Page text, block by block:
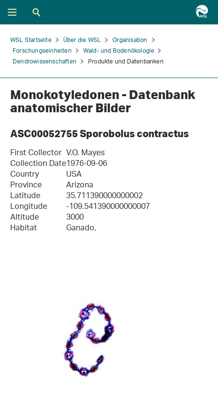
WSL Startseite Über die WSL
Organisation
Forschungseinheiten
Wald- und Bodenökologie
Dendrowissenschaften
Produkte und Datenbanken
Monokotyledonen - Datenbank
anatomischer Bilder
ASC00052755 Sporobolus contractus
First Collector V.O. Mayes
Collection Date1976-09-06
Country USA
Province Arizona
Latitude 35.711390000000002
Longitude -109.541390000000007
Altitude 3000
Habitat Ganado,